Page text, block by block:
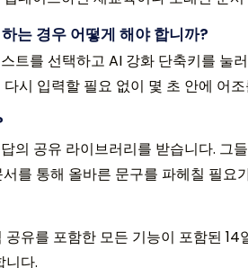
는 경우 어떻게 해야 합니까?
트를 선택하고 AI 강화 단축키를 눌
시 입력할 필요 없이 몇 초 안에 어
의 공유 라이브러리를 받습니다. 그
를 통해 올바른 문구를 파헤칠 필요
유를 포함한 모든 기능이 포함된
니다.